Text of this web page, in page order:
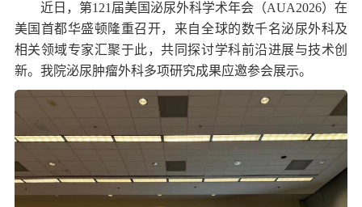
近日，第121届美国泌尿外科学术年会（AUA2026）在
美国首都华盛顿隆重召开，来自全球的数千名泌尿外科及
相关领域专家汇聚于此，共同探讨学科前沿进展与技术创
新。我院泌尿肿瘤外科多项研究成果应邀参会展示。